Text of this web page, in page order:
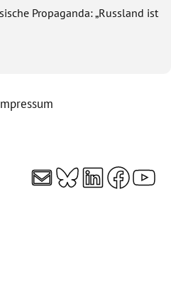
Propaganda: „Russland ist
E-MailBluesky